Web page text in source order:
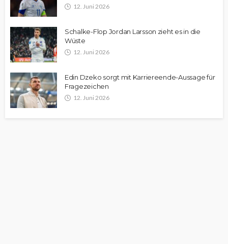
12. Juni 2026
Schalke-Flop Jordan Larsson zieht es in die
Wüste
12. Juni 2026
Edin Dzeko sorgt mit Karriereende-Aussage für
Fragezeichen
12. Juni 2026